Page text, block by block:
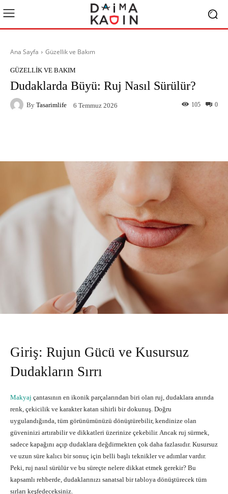
Ana Sayfa Güzellik ve Bakım
GÜZELLIK VE BAKIM
Dudaklarda Büyü: Ruj Nasıl Sürülür?
By Tasarimlife 6 Temmuz 2026 0
105
Giriş: Rujun Gücü ve Kusursuz
Dudakların Sırrı
Makyaj çantasının en ikonik parçalarından biri olan ruj, dudaklara anında
renk, çekicilik ve karakter katan sihirli bir dokunuş. Doğru
uygulandığında, tüm görünümünüzü dönüştürebilir, kendinize olan
güveninizi artırabilir ve dikkatleri üzerinize çekebilir. Ancak ruj sürmek,
sadece kapağını açıp dudaklara değdirmekten çok daha fazlasıdır. Kusursuz
ve uzun süre kalıcı bir sonuç için belli başlı teknikler ve adımlar vardır.
Peki, ruj nasıl sürülür ve bu süreçte nelere dikkat etmek gerekir? Bu
kapsamlı rehberde, dudaklarınızı sanatsal bir tabloya dönüştürecek tüm
sırları keşfedeceksiniz.